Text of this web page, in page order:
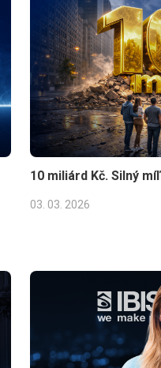
10 miliárd Kč. Silný
03. 03. 2026